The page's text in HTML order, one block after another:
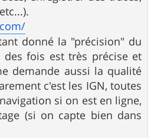
donné la "précision" du
des fois est très précise et
demande aussi la qualité
c'est les IGN, toutes
si on est en ligne,
(si on capte bien dans